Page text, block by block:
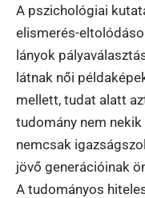
A pszichológiai
elismerés-
lányok
látnak női
mellett, tudat alatt
tudomány nem
nemcsak
jövő generációinak
A tudományos